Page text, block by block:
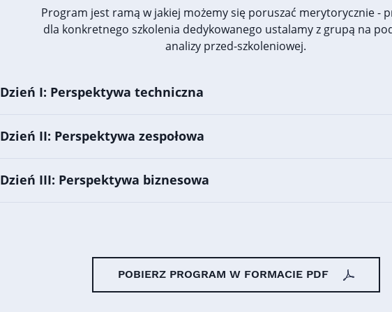
Program jest ramą w jakiej możemy się poruszać merytorycznie -
dla konkretnego szkolenia dedykowanego ustalamy z grupą na
analizy przed-szkoleniowej.
Dzień I: Perspektywa techniczna
Dzień II: Perspektywa zespołowa
Dzień III: Perspektywa biznesowa
POBIERZ PROGRAM W FORMACIE PDF